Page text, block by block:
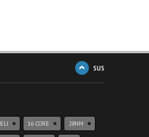
SUS
16 CORE 28NM